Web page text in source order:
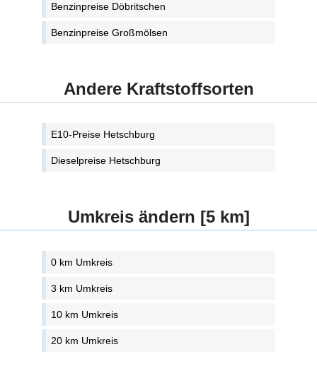
Benzinpreise Döbritschen
Benzinpreise Großmölsen
Andere Kraftstoffsorten
E10-Preise Hetschburg
Dieselpreise Hetschburg
Umkreis ändern [5 km]
0 km Umkreis
3 km Umkreis
10 km Umkreis
20 km Umkreis